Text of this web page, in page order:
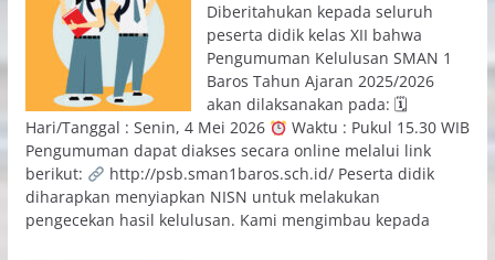
Diberitahukan kepada seluruh
peserta didik kelas XII bahwa
Pengumuman Kelulusan SMAN 1
Baros Tahun Ajaran 2025/2026
akan dilaksanakan pada: 🗓
Hari/Tanggal : Senin, 4 Mei 2026
Waktu : Pukul 15.30 WIB
Pengumuman dapat diakses secara online melalui link
berikut:
http://psb.sman1baros.sch.id/ Peserta didik
diharapkan menyiapkan NISN untuk melakukan
pengecekan hasil kelulusan. Kami mengimbau kepada